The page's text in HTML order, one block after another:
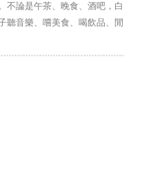
不論是午茶、晚食、酒吧，白
聽音樂、嚐美食、喝飲品、閒